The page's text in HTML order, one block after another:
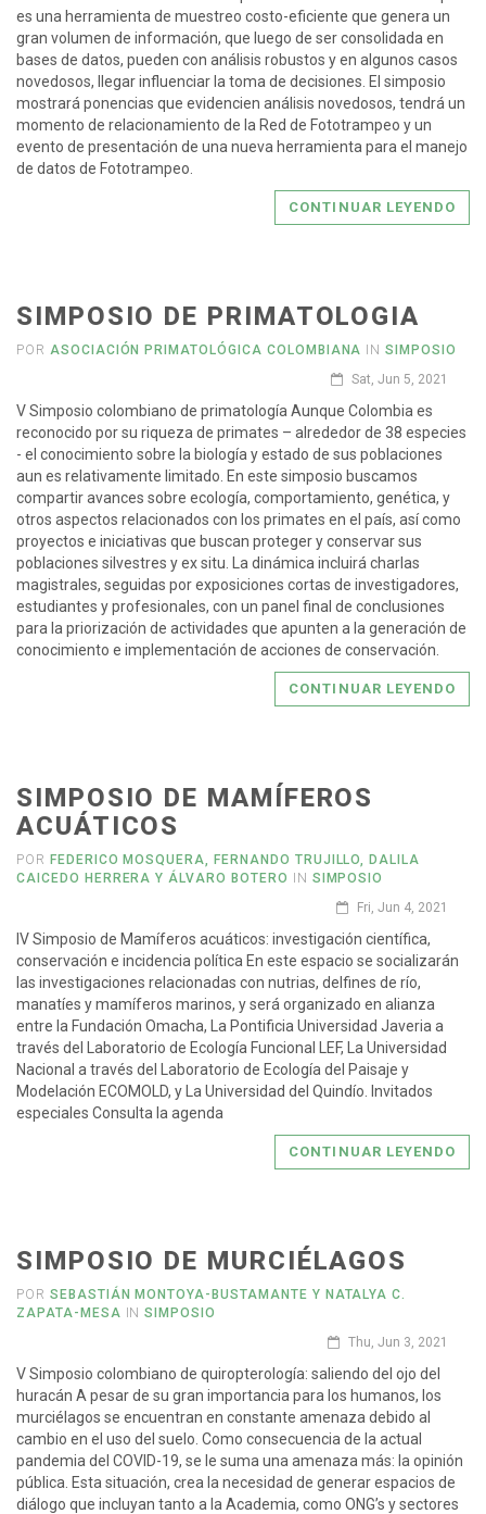
es una herramienta de muestreo costo-eficiente que genera un
gran volumen de información, que luego de ser consolidada en
bases de datos, pueden con análisis robustos y en algunos casos
novedosos, llegar influenciar la toma de decisiones. El simposio
mostrará ponencias que evidencien análisis novedosos, tendrá un
momento de relacionamiento de la Red de Fototrampeo y un
evento de presentación de una nueva herramienta para el manejo
de datos de Fototrampeo.
CONTINUAR LEYENDO
SIMPOSIO DE PRIMATOLOGIA
POR ASOCIACIÓN PRIMATOLÓGICA COLOMBIANA INSIMPOSIO
Sat, Jun 5, 2021
V Simposio colombiano de primatología Aunque Colombia es
reconocido por su riqueza de primates – alrededor de 38 especies
- el conocimiento sobre la biología y estado de sus poblaciones
aun es relativamente limitado. En este simposio buscamos
compartir avances sobre ecología, comportamiento, genética, y
otros aspectos relacionados con los primates en el país, así como
proyectos e iniciativas que buscan proteger y conservar sus
poblaciones silvestres y ex situ. La dinámica incluirá charlas
magistrales, seguidas por exposiciones cortas de investigadores,
estudiantes y profesionales, con un panel final de conclusiones
para la priorización de actividades que apunten a la generación de
conocimiento e implementación de acciones de conservación.
CONTINUAR LEYENDO
SIMPOSIO DE MAMÍFEROS
ACUÁTICOS
POR FEDERICO MOSQUERA, FERNANDO TRUJILLO, DALILA
CAICEDO HERRERA Y ÁLVARO BOTERO IN SIMPOSIO
Fri, Jun 4, 2021
IV Simposio de Mamíferos acuáticos: investigación científica,
conservación e incidencia política En este espacio se socializarán
las investigaciones relacionadas con nutrias, delfines de río,
manatíes y mamíferos marinos, y será organizado en alianza
entre la Fundación Omacha, La Pontificia Universidad Javeria a
través del Laboratorio de Ecología Funcional LEF, La Universidad
Nacional a través del Laboratorio de Ecología del Paisaje y
Modelación ECOMOLD, y La Universidad del Quindío. Invitados
especiales Consulta la agenda
CONTINUAR LEYENDO
SIMPOSIO DE MURCIÉLAGOS
POR SEBASTIÁN MONTOYA-BUSTAMANTE Y NATALYA C.
ZAPATA-MESA INSIMPOSIO
Thu, Jun 3, 2021
V Simposio colombiano de quiropterología: saliendo del ojo del
huracán A pesar de su gran importancia para los humanos, los
murciélagos se encuentran en constante amenaza debido al
cambio en el uso del suelo. Como consecuencia de la actual
pandemia del COVID-19, se le suma una amenaza más: la opinión
pública. Esta situación, crea la necesidad de generar espacios de
diálogo que incluyan tanto a la Academia, como ONG’s y sectores